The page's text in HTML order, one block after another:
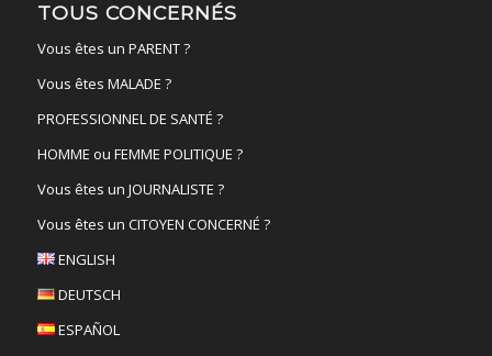
TOUS CONCERNÉS
Vous êtes un PARENT ?
Vous êtes MALADE ?
PROFESSIONNEL DE SANTÉ ?
HOMME ou FEMME POLITIQUE ?
Vous êtes un JOURNALISTE ?
Vous êtes un CITOYEN CONCERNÉ ?
ENGLISH
DEUTSCH
ESPAÑOL